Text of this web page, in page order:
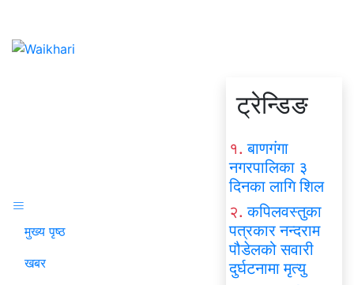
मुख्य पृष्ठ
खबर
ट्रेन्डिङ
१. बाणगंगा
नगरपालिका ३
दिनका लागि शिल
२. कपिलवस्तुका
पत्रकार नन्दराम
पौडेलको सवारी
दुर्घटनामा मृत्यु